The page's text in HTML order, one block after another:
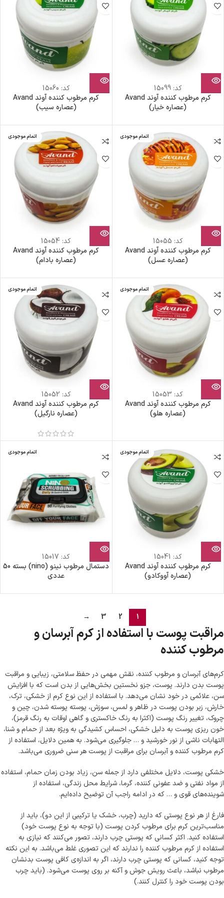
کد:15099
کرم مرطوب کننده آوند Avand
(عصاره خیار)
کد: 15060
کرم مرطوب کننده آوند Avand
(عصاره سیب)
اتمام موجودی
کد: 15055
کرم مرطوب کننده آوند Avand
(عصاره عسل)
اتمام موجودی
کد: 15054
کرم مرطوب کننده آوند Avand
(عصاره بادام)
اتمام موجودی
کد: 15053
کرم مرطوب کننده آوند Avand
(عصاره هلو)
اتمام موجودی
کد: 15052
کرم مرطوب کننده آوند Avand
(عصاره نارگیل)
اتمام موجودی
کد: 15041
کرم مرطوب کننده آوند Avand
(عصاره آووکادو)
اتمام موجودی
کد: 15017
دستمال مرطوب نینو (nino) بسته 50
عددی
1
2
3
→
مراقبت پوست با استفاده از کرم آبرسان و
مرطوب کننده
کرم‌های آبرسان و مرطوب کننده، نقش مهمی در حفظ سلامتی، زیبایی و مراقبت
پوست بدن دارند. پوست، جزو نخستین بخش‌هایی از بدن است که با افزایش
سن، علائمی در خود نشان می‌دهد. با استفاده از این نوع کرم از خشکی، ترک،
خارش، زبر بودن پوست در ظاهر و لمس، سوزش، پوسته پوسته شدن، چین و
چروک، تغییر رنگ پوست (اکثرا به رنگ خاکستری و گاهی اوقات به رنگ قرمز)،
خون ریزی پوست به دلیل خشکی، احساس کشیدگی به ویژه بعد از حمام و شنا،
التهابات ناشی از نور خورشید و … جلوگیری می‌شود. به همین دلایل، استفاده‌ از
کرم مرطوب کننده و آبرسان برای مراقبت از پوست هر سنی ضروری می‌باشد.
خشکی پوست، دلایل مختلفی دارد از جمله سن، زیاد بودن زمان حمام، استفاده
از مواد نفتی و ضد عفونی کننده، گرما، شرایط محل زندگی، استفاده از
شوینده‌های قوی و … که در ادامه راجب آن توضیح داده‌ایم.
فارغ از هر نوع پوستی که دارید (چرب، خشک یا ترکیبی از این دو)، باید از
مناسب‌ترین کرم برای مرطوب کردن پوست (با توجه به نوع پوست خود)
استفاده کنید. اکثر کسانی که پوستی چرب دارند، تصور می‌کنند که نیازی به
استفاده از کرم مرطوب کننده را ندارند که این تصوری غلط می‌باشد. به این نکته
توجه کنید، کسانی که پوستی چرب دارند، اگر به اندازه‌ی کافی پوست بدنشان
مرطوب نباشد، باعث رویش جوش و آکنه بر روی پوست می‌شود. (باید چرب
بودن پوست خود را کنترل کنند.)